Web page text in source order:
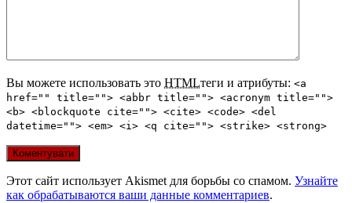
Вы можете использовать это HTMLтеги и атрибуты: <a
href="" title=""> <abbr title=""> <acronym title="">
<b> <blockquote cite=""> <cite> <code> <del
datetime=""> <em> <i> <q cite=""> <strike> <strong>
Этот сайт использует Akismet для борьбы со спамом. Узнайте
как обрабатываются ваши данные комментариев.